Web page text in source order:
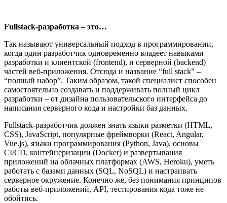
Fullstack-разработка – это…
Так называют универсальный подход в программировании,
когда один разработчик одновременно владеет навыками
разработки и клиентской (frontend), и серверной (backend)
частей веб-приложения. Отсюда и название “full stack” –
“полный набор”. Таким образом, такой специалист способен
самостоятельно создавать и поддерживать полный цикл
разработки – от дизайна пользовательского интерфейса до
написания серверного кода и настройки баз данных.
Fullstack-разработчик должен знать языки разметки (HTML,
CSS), JavaScript, популярные фреймворки (React, Angular,
Vue.js), языки программирования (Python, Java), основы
CI/CD, контейнеризации (Docker) и развертывания
приложений на облачных платформах (AWS, Heroku), уметь
работать с базами данных (SQL, NoSQL) и настраивать
серверное окружение. Конечно же, без понимания принципов
работы веб-приложений, API, тестирования кода тоже не
обойтись.